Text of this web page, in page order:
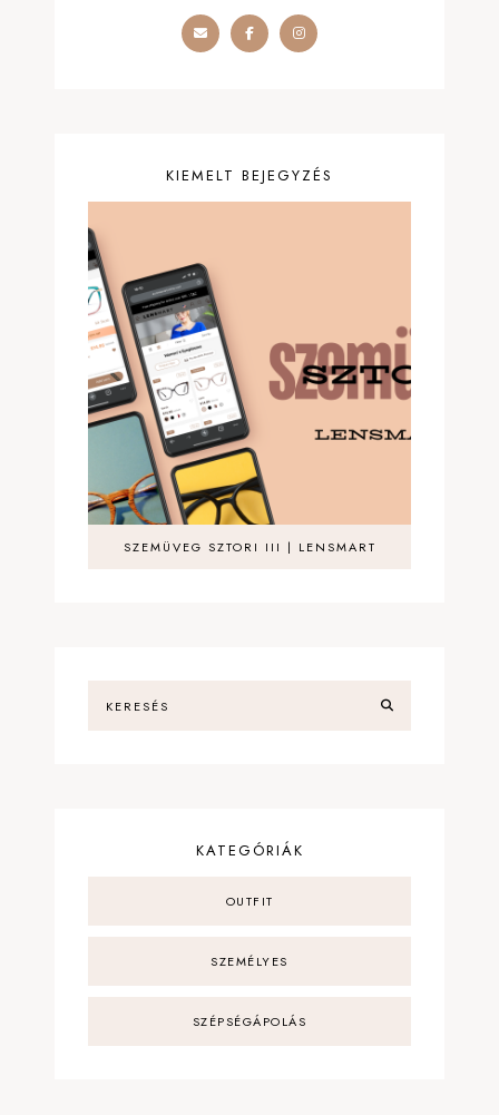
KIEMELT BEJEGYZÉS
SZEMÜVEG SZTORI III | LENSMART
KATEGÓRIÁK
OUTFIT
SZEMÉLYES
SZÉPSÉGÁPOLÁS